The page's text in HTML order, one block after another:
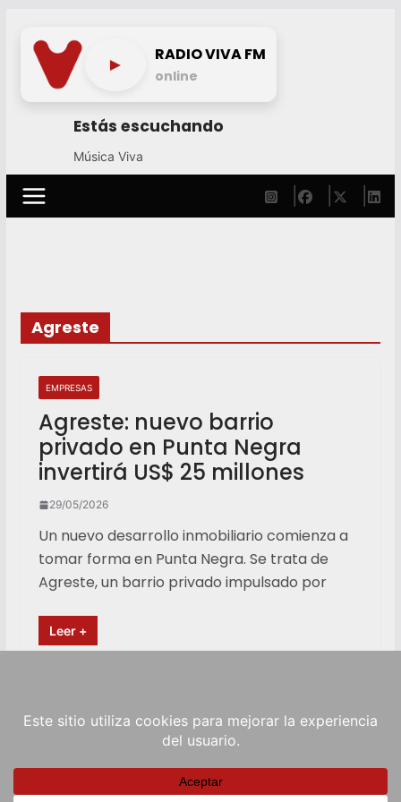
content
► RADIO VIVA FM
online
Estás escuchando
Música Viva
Agreste
EMPRESAS
Agreste: nuevo barrio
privado en Punta Negra
invertirá US$ 25 millones
29/05/2026
Un nuevo desarrollo inmobiliario comienza a
tomar forma en Punta Negra. Se trata de
Agreste, un barrio privado impulsado por
Leer +
RadioViva FM. Powered by